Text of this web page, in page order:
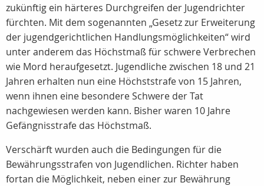
zukünftig ein härteres Durchgreifen der Jugendrichter
fürchten. Mit dem sogenannten „Gesetz zur Erweiterung
der jugendgerichtlichen Handlungsmöglichkeiten“ wird
unter anderem das Höchstmaß für schwere Verbrechen
wie Mord heraufgesetzt. Jugendliche zwischen 18 und 21
Jahren erhalten nun eine Höchststrafe von 15 Jahren,
wenn ihnen eine besondere Schwere der Tat
nachgewiesen werden kann. Bisher waren 10 Jahre
Gefängnisstrafe das Höchstmaß.
Verschärft wurden auch die Bedingungen für die
Bewährungsstrafen von Jugendlichen. Richter haben
fortan die Möglichkeit, neben einer zur Bewährung